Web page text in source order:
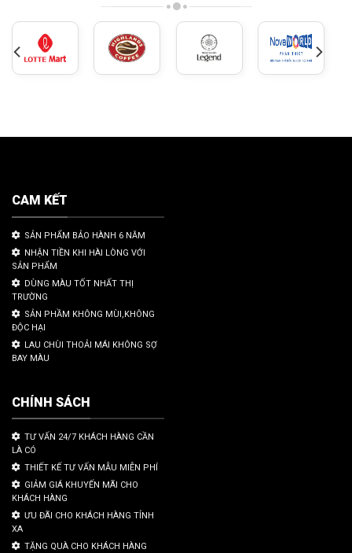
CAM KẾT
SẢN PHẨM BẢO HÀNH 6 NĂM
NHẬN TIỀN KHI HÀI LÒNG VỚI
SẢN PHẨM
DÙNG MÀU TỐT NHẤT THỊ
TRƯỜNG
SẢN PHẦM KHÔNG MÙI,KHÔNG
ĐỘC HẠI
LAU CHÙI THOẢI MÁI KHÔNG SỢ
BAY MÀU
CHÍNH SÁCH
TƯ VẤN 24/7 KHÁCH HÀNG CẦN
LÀ CÓ
THIẾT KẾ TƯ VẤN MẪU MIỄN PHÍ
GIẢM GIÁ KHUYẾN MÃI CHO
KHÁCH HÀNG
ƯU ĐÃI CHO KHÁCH HÀNG TỈNH
XA
TẶNG QUÀ CHO KHÁCH HÀNG